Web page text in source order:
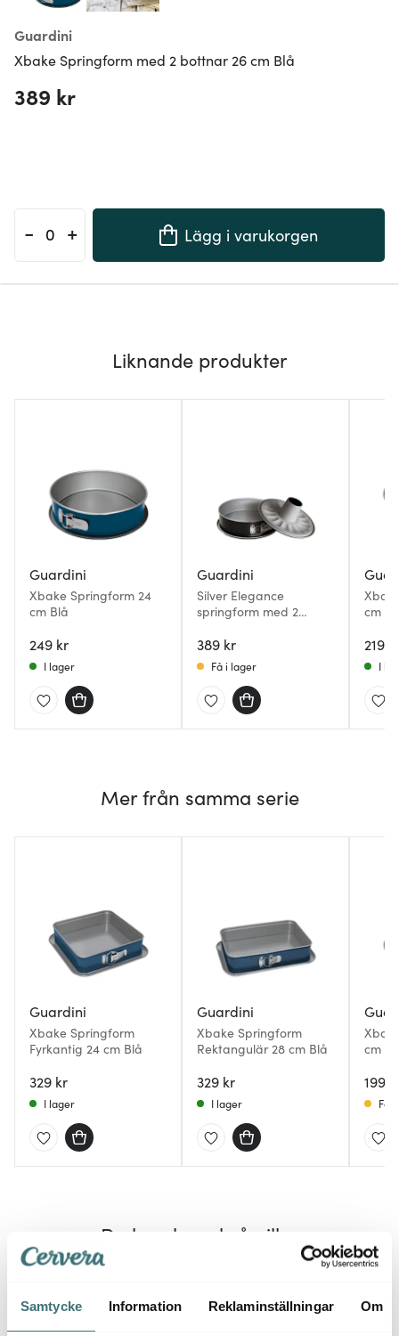
Samtycke Information Reklaminställningar Om
Guardini
Xbake Springform med 2 bottnar 26 cm Blå
389 kr
- + Lägg i varukorgen
Liknande produkter
Guardini
Xbake Springform 24
cm Blå
249 kr
I lager
Guardini
Silver Elegance
springform med 2
389 kr
Få i lager
cm
219
I
Mer från samma serie
Guardini
Xbake Springform
Fyrkantig 24 cm Blå
329 kr
I lager
Guardini
Xbake Springform
Rektangulär 28 cm Blå
329 kr
I lager
cm
199
Få
Du kanske också gillar